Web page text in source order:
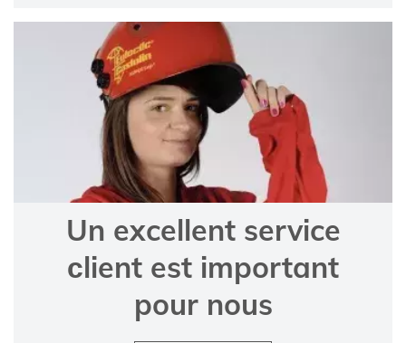
Un excellent service
сlient est important
pour nous